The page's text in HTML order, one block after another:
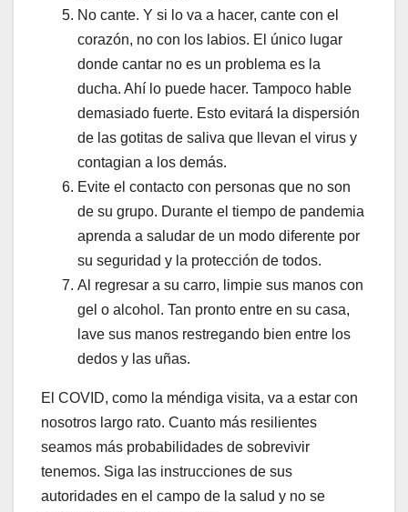
No cante. Y si lo va a hacer, cante con el
corazón, no con los labios. El único lugar
donde cantar no es un problema es la
ducha. Ahí lo puede hacer. Tampoco hable
demasiado fuerte. Esto evitará la dispersión
de las gotitas de saliva que llevan el virus y
contagian a los demás.
Evite el contacto con personas que no son
de su grupo. Durante el tiempo de pandemia
aprenda a saludar de un modo diferente por
su seguridad y la protección de todos.
Al regresar a su carro, limpie sus manos con
gel o alcohol. Tan pronto entre en su casa,
lave sus manos restregando bien entre los
dedos y las uñas.
El COVID, como la méndiga visita, va a estar con
nosotros largo rato. Cuanto más resilientes
seamos más probabilidades de sobrevivir
tenemos. Siga las instrucciones de sus
autoridades en el campo de la salud y no se